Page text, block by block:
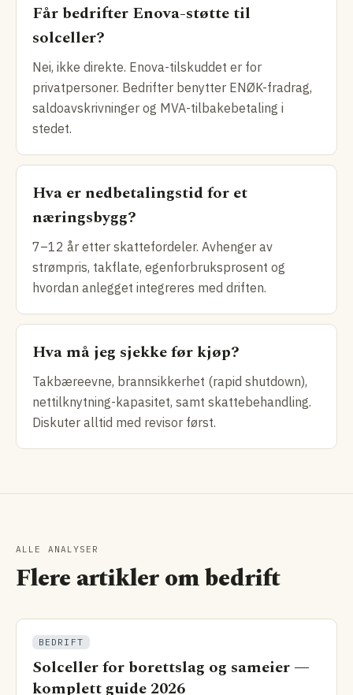
Får bedrifter Enova-støtte til
solceller?
Nei, ikke direkte. Enova-tilskuddet er for
privatpersoner. Bedrifter benytter ENØK-fradrag,
saldoavskrivninger og MVA-tilbakebetaling i
stedet.
Hva er nedbetalingstid for et
næringsbygg?
7–12 år etter skattefordeler. Avhenger av
strømpris, takflate, egenforbruksprosent og
hvordan anlegget integreres med driften.
Hva må jeg sjekke før kjøp?
Takbæreevne, brannsikkerhet (rapid shutdown),
nettilknytning-kapasitet, samt skattebehandling.
Diskuter alltid med revisor først.
ALLE ANALYSER
Flere artikler om bedrift
BEDRIFT
Solceller for borettslag og sameier —
komplett guide 2026